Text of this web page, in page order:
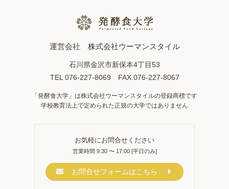
運営会社 株式会社ウーマンスタイル
石川県金沢市新保本4丁目53
TEL 076-227-8069 FAX.076-227-8067
「発酵食大学」は株式会社ウーマンスタイルの登録商標です
学校教育法上で定められた正規の大学ではありません
お気軽にお問合せください
営業時間 9:30 〜 17:00 [平日のみ]
お問合せフォームはこちら